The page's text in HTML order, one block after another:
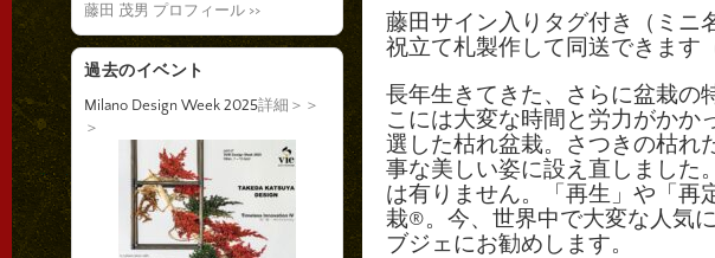
藤田サイン入りタグ付き（ミニ
祝立て札製作して同送できます
長年生きてきた、さらに盆栽の
こには大変な時間と労力がかか
選した枯れ盆栽。さつきの枯れ
事な美しい姿に設え直しました
は有りません。「再生」や「再
栽®。今、世界中で大変な人気
ブジェにお勧めします。
藤田 茂男 プロフィール >>
過去のイベント
Milano Design Week 2025詳細＞＞
＞